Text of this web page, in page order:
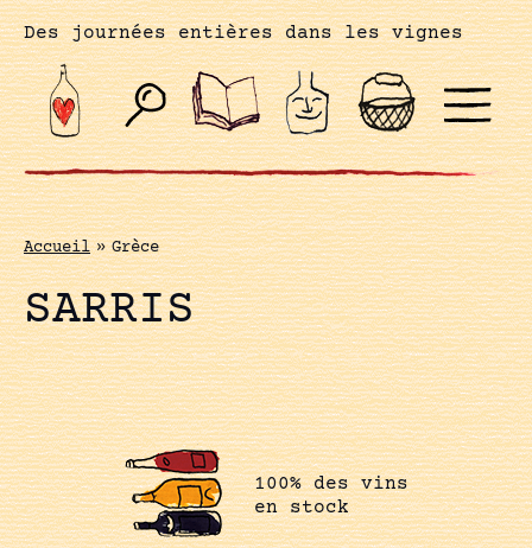
Des journées entières dans les vignes
Accueil » Grèce
SARRIS
100% des vins
en stock